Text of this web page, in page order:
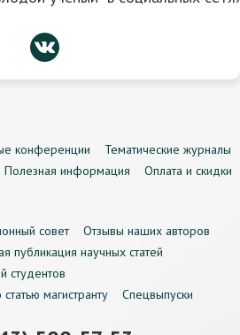
конференции
Тематические журналы
Полезная информация
Оплата и скидки
совет
Отзывы наших авторов
публикация научных статей
студентов
магистранту
Спецвыпуски